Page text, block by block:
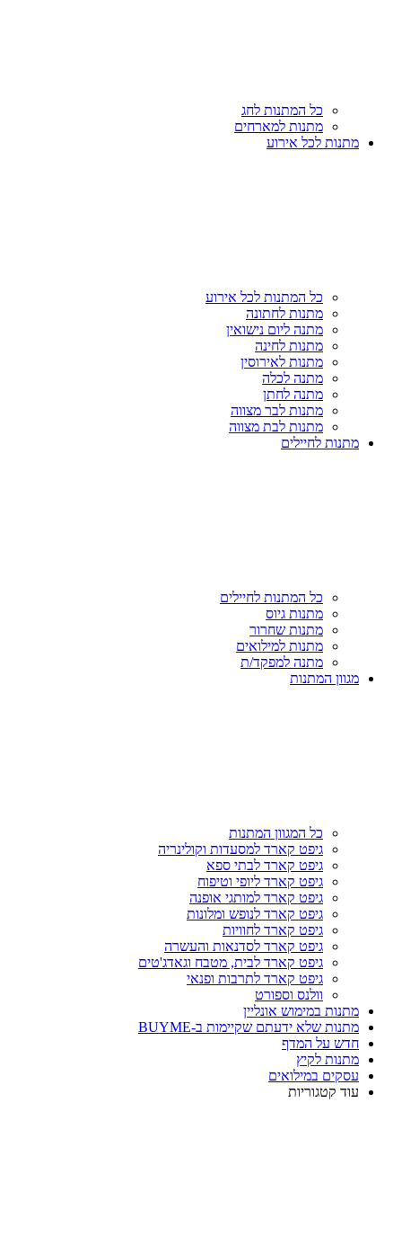
כל המתנות לחג
מתנות למארחים
מתנות לכל אירוע
כל המתנות לכל אירוע
מתנות לחתונה
מתנה ליום נישואין
מתנות לחינה
מתנות לאירוסין
מתנה לכלה
מתנה לחתן
מתנות לבר מצווה
מתנות לבת מצווה
מתנות לחיילים
כל המתנות לחיילים
מתנות גיוס
מתנות שחרור
מתנות למילואים
מתנה למפקד/ת
מגוון המתנות
כל המגוון המתנות
גיפט קארד למסעדות וקולינריה
גיפט קארד לבתי ספא
גיפט קארד ליופי וטיפוח
גיפט קארד למותגי אופנה
גיפט קארד לנופש ומלונות
גיפט קארד לחוויות
גיפט קארד לסדנאות והעשרה
גיפט קארד לבית, מטבח וגאדג'טים
גיפט קארד לתרבות ופנאי
וולנס וספורט
מתנות במימוש אונליין
מתנות שלא ידעתם שקיימות ב-BUYME
חדש על המדף
מתנות לקיץ
עסקים במילואים
עוד קטגוריות